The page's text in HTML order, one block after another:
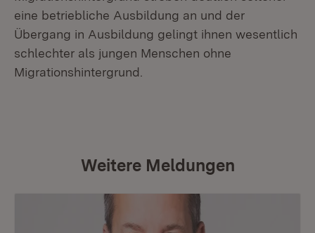
eine betriebliche Ausbildung an und der
Übergang in Ausbildung gelingt ihnen wesentlich
schlechter als jungen Menschen ohne
Migrationshintergrund.
Weitere Meldungen